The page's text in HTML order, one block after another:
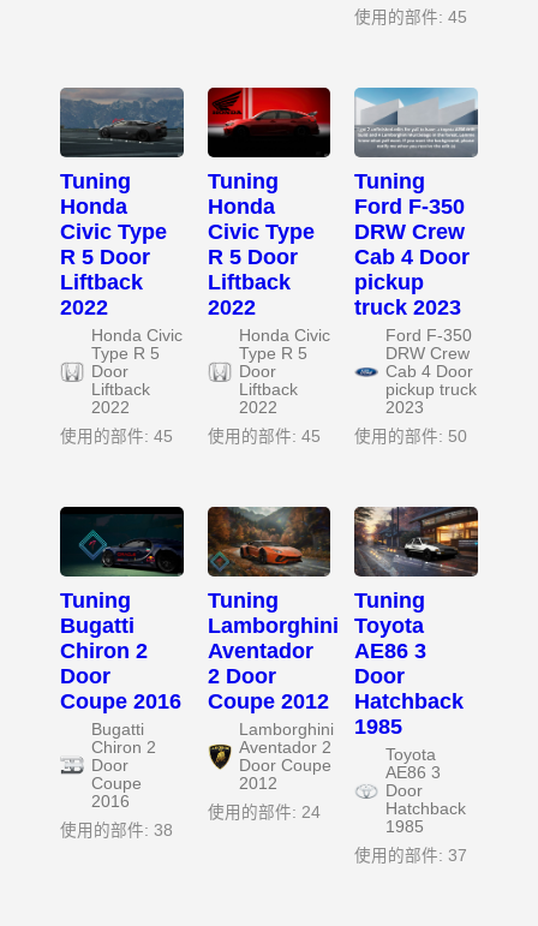
使用的部件: 45
Tuning
Honda
Civic Type
R 5 Door
Liftback
2022
Honda Civic
Type R 5
Door
Liftback
2022
使用的部件: 45
Tuning
Honda
Civic Type
R 5 Door
Liftback
2022
Honda Civic
Type R 5
Door
Liftback
2022
使用的部件: 45
Tuning
Ford F-350
DRW Crew
Cab 4 Door
pickup
truck 2023
Ford F-350
DRW Crew
Cab 4 Door
pickup truck
2023
使用的部件: 50
Tuning
Bugatti
Chiron 2
Door
Coupe 2016
Bugatti
Chiron 2
Door
Coupe
2016
使用的部件: 38
Tuning
Lamborghini
Aventador
2 Door
Coupe 2012
Lamborghini
Aventador 2
Door Coupe
2012
使用的部件: 24
Tuning
Toyota
AE86 3
Door
Hatchback
1985
Toyota
AE86 3
Door
Hatchback
1985
使用的部件: 37